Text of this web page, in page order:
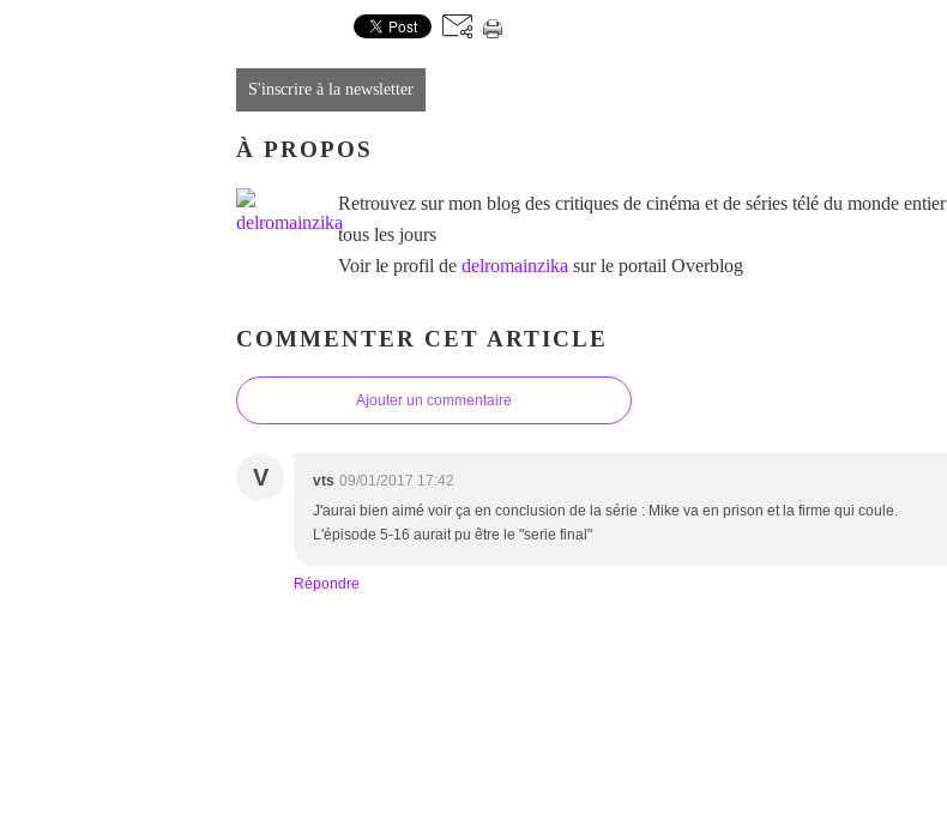
S'inscrire à la newsletter
À PROPOS
Retrouvez sur mon blog des critiques de cinéma et de séries télé du monde entier
tous les jours
Voir le profil de delromainzika sur le portail Overblog
COMMENTER CET ARTICLE
Ajouter un commentaire
V vts 09/01/2017 17:42
J'aurai bien aimé voir ça en conclusion de la série : Mike va en prison et la firme qui coule.
L'épisode 5-16 aurait pu être le "serie final"
Répondre